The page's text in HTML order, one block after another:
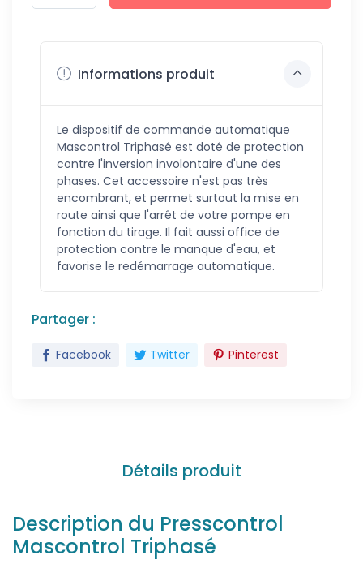
Informations produit
Le dispositif de commande automatique
Mascontrol Triphasé est doté de protection
contre l'inversion involontaire d'une des
phases. Cet accessoire n'est pas très
encombrant, et permet surtout la mise en
route ainsi que l'arrêt de votre pompe en
fonction du tirage. Il fait aussi office de
protection contre le manque d'eau, et
favorise le redémarrage automatique.
Partager :
Facebook Twitter Pinterest
Détails produit
Description du Presscontrol
Mascontrol Triphasé